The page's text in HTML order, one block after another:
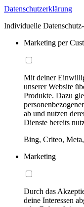
Datenschutzerklärung
Individuelle
Marketing per
Mit deiner
unserer Website
Produkte. Dazu
ab und nutzen
Dienste bereits
Bing, Criteo,
Marketing
Durch das
deine Interessen